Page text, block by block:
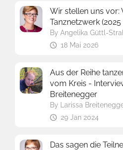
Wir stellen uns vor:
Tanznetzwerk (2025
ByAngelika Güttl-
18 Mai 2026
Aus der Reihe
vom Kreis -
Breitenegger
By
Larissa
29 Jan 2024
Das sagen die